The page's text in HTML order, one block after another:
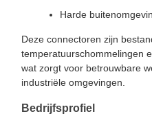
Harde
Deze connectoren zijn
temperatuurschommelingen
wat zorgt voor betrouwbare
industriële omgevingen.
Bedrijfsprofiel